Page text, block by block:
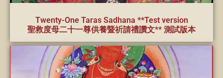
Twenty-One Taras Sadhana **Test version
聖救度母二十一尊供養暨祈請禮讚文** 測試版本